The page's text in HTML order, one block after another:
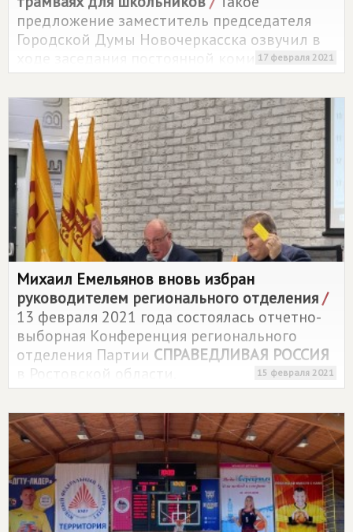
предложение заместитель председателя
Городской Думы Новочеркасска озвучил в
ходе заседания постоянной комиссии по
социальной политике, труду и защите прав
граждан.
17 февраля 2021
Михаил Емельянов вновь избран
руководителем регионального отделения/
13 февраля 2021 года состоялась отчетно-
выборная Конференция регионального
отделения Партии СПРАВЕДЛИВАЯ РОССИЯ
в Ростовской области.
15 февраля 2021